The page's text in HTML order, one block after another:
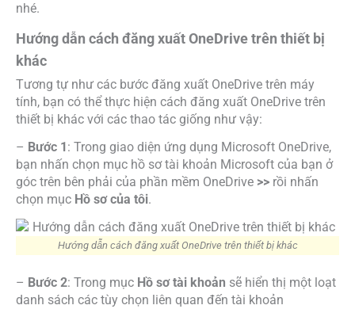
nhé.
Hướng dẫn cách đăng xuất OneDrive trên thiết bị
khác
Tương tự như các bước đăng xuất OneDrive trên máy
tính, bạn có thể thực hiện cách đăng xuất OneDrive trên
thiết bị khác với các thao tác giống như vậy:
– Bước 1 : Trong giao diện ứng dụng Microsoft OneDrive,
bạn nhấn chọn mục hồ sơ tài khoản Microsoft của bạn ở
góc trên bên phải của phần mềm OneDrive >> rồi nhấn
chọn mục Hồ sơ của tôi.
Hướng dẫn cách đăng xuất OneDrive trên thiết bị khác
– Bước 2: Trong mục Hồ sơ tài khoản sẽ hiển thị một loạt
danh sách các tùy chọn liên quan đến tài khoản